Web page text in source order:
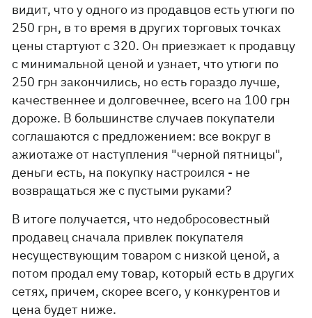
видит, что у одного из продавцов есть утюги по
250 грн, в то время в других торговых точках
цены стартуют с 320. Он приезжает к продавцу
с минимальной ценой и узнает, что утюги по
250 грн закончились, но есть гораздо лучше,
качественнее и долговечнее, всего на 100 грн
дороже. В большинстве случаев покупатели
соглашаются с предложением: все вокруг в
ажиотаже от наступления "черной пятницы",
деньги есть, на покупку настроился - не
возвращаться же с пустыми руками?
В итоге получается, что недобросовестный
продавец сначала привлек покупателя
несуществующим товаром с низкой ценой, а
потом продал ему товар, который есть в других
сетях, причем, скорее всего, у конкурентов и
цена будет ниже.